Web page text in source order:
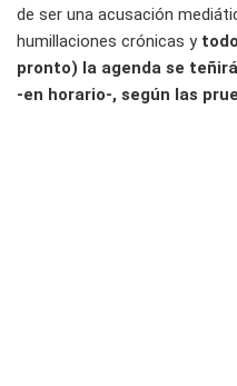
de ser una acusación
humillaciones crónicas y
pronto) la agenda se
-en horario-, según las